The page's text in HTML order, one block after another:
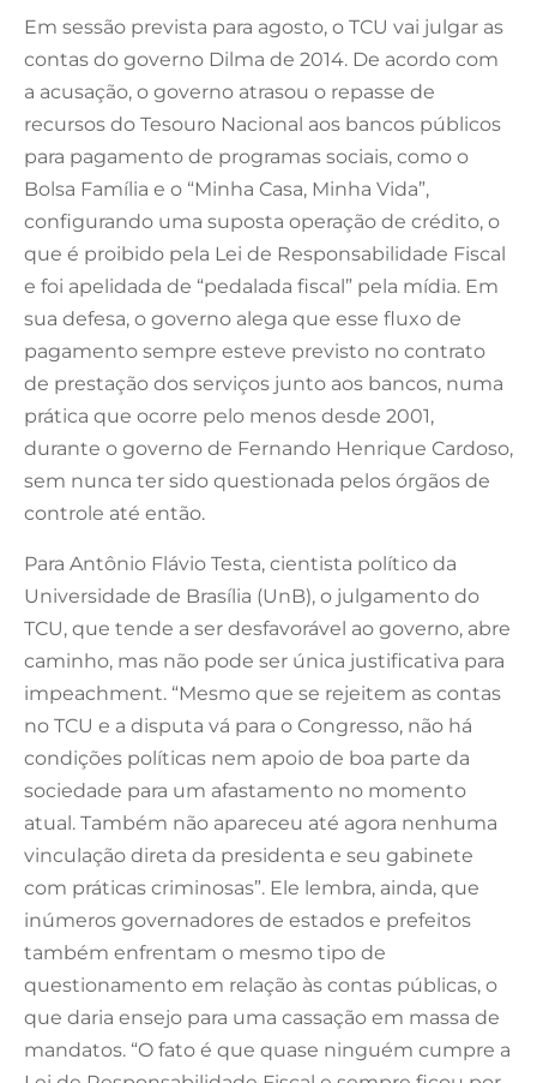
Em sessão prevista para agosto, o TCU vai julgar as
contas do governo Dilma de 2014. De acordo com
a acusação, o governo atrasou o repasse de
recursos do Tesouro Nacional aos bancos públicos
para pagamento de programas sociais, como o
Bolsa Família e o “Minha Casa, Minha Vida”,
configurando uma suposta operação de crédito, o
que é proibido pela Lei de Responsabilidade Fiscal
e foi apelidada de “pedalada fiscal” pela mídia. Em
sua defesa, o governo alega que esse fluxo de
pagamento sempre esteve previsto no contrato
de prestação dos serviços junto aos bancos, numa
prática que ocorre pelo menos desde 2001,
durante o governo de Fernando Henrique Cardoso,
sem nunca ter sido questionada pelos órgãos de
controle até então.
Para Antônio Flávio Testa, cientista político da
Universidade de Brasília (UnB), o julgamento do
TCU, que tende a ser desfavorável ao governo, abre
caminho, mas não pode ser única justificativa para
impeachment. “Mesmo que se rejeitem as contas
no TCU e a disputa vá para o Congresso, não há
condições políticas nem apoio de boa parte da
sociedade para um afastamento no momento
atual. Também não apareceu até agora nenhuma
vinculação direta da presidenta e seu gabinete
com práticas criminosas”. Ele lembra, ainda, que
inúmeros governadores de estados e prefeitos
também enfrentam o mesmo tipo de
questionamento em relação às contas públicas, o
que daria ensejo para uma cassação em massa de
mandatos. “O fato é que quase ninguém cumpre a